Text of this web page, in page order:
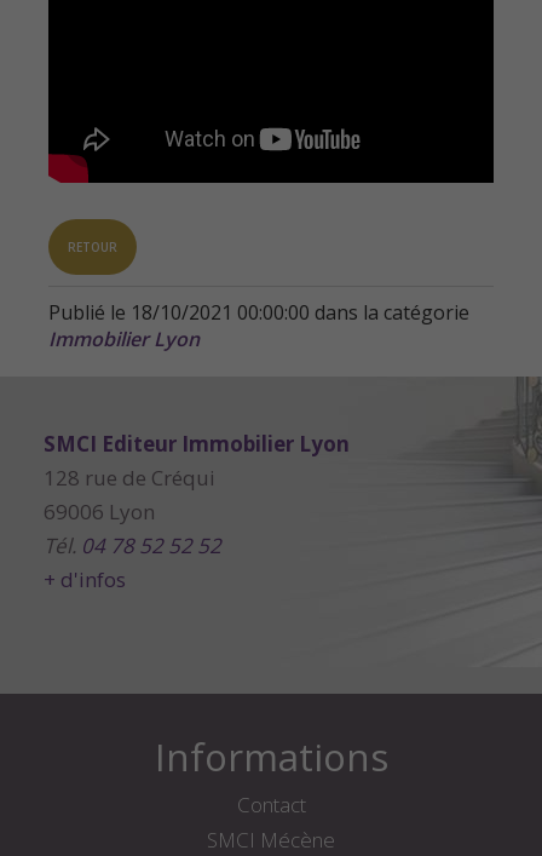
RETOUR
Publié le 18/10/2021 00:00:00 dans la catégorie
Immobilier Lyon
SMCI Editeur Immobilier Lyon
128 rue de Créqui
69006 Lyon
Tél. 04 78 52 52 52
+ d'infos
Informations
Contact
SMCI Mécène